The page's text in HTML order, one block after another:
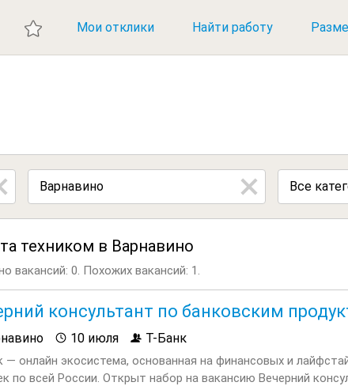
ВАКАНСИИ
Мои отклики Найти работу
Все
техником в Варнавино
вакансий: 0. Похожих вакансий: 1.
консультант по банковским
10 июля Т-Банк
— онлайн экосистема, основанная на финансовых и
по всей России. Открыт набор на вакансию Вечерний